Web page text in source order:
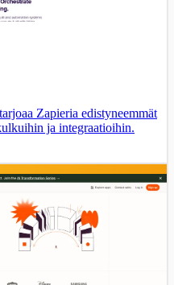
Zapieria edistyneemmät
ja integraatioihin.